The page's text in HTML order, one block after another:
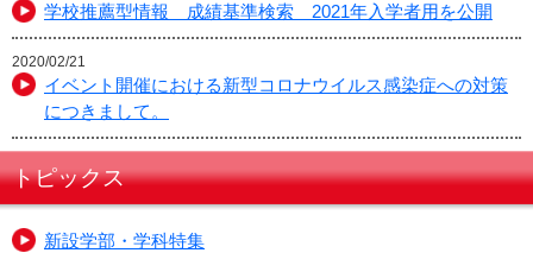
学校推薦型情報 成績基準検索 2021年入学者用を公開
2020/02/21
イベント開催における新型コロナウイルス感染症への対策
につきまして。
トピックス
新設学部・学科特集